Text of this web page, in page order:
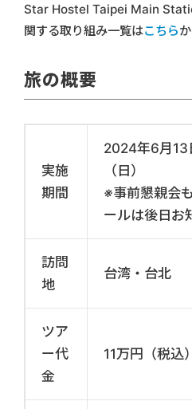
Star Hostel Taipei Main
関する取り組み一覧はこちらか
旅の概要
実施
期間
2024年6月13
（日）
※事前懇親会
ールは後日お
訪問
地
台湾・台北
ツア
ー代
金
11万円（税込）